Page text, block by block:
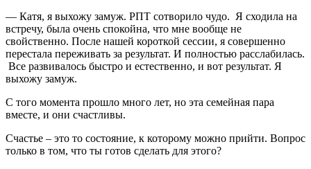
— Катя, я выхожу замуж. РПТ сотворило чудо. Я сходила на
встречу, была очень спокойна, что мне вообще не
свойственно. После нашей короткой сессии, я совершенно
перестала переживать за результат. И полностью расслабилась.
Все развивалось быстро и естественно, и вот результат. Я
выхожу замуж.
С того момента прошло много лет, но эта семейная пара
вместе, и они счастливы.
Счастье – это то состояние, к которому можно прийти. Вопрос
только в том, что ты готов сделать для этого?